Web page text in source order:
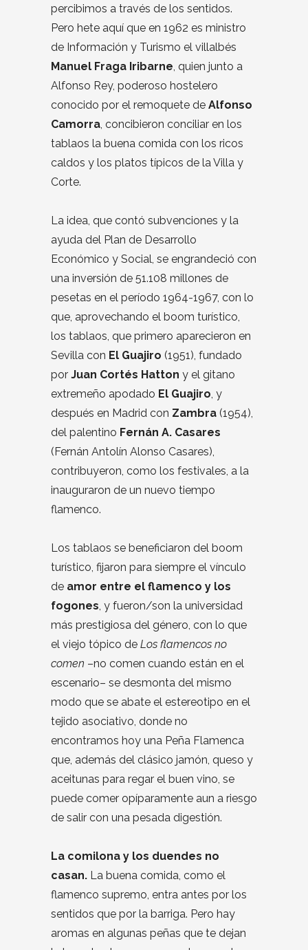
percibimos a través de los sentidos.
Pero hete aquí que en 1962 es ministro
de Información y Turismo el villalbés
Manuel Fraga Iribarne , quien junto a
Alfonso Rey, poderoso hostelero
conocido por el remoquete de Alfonso
Camorra , concibieron conciliar en los
tablaos la buena comida con los ricos
caldos y los platos típicos de la Villa y
Corte.
La idea, que contó subvenciones y la
ayuda del Plan de Desarrollo
Económico y Social, se engrandeció con
una inversión de 51.108 millones de
pesetas en el período 1964-1967, con lo
que, aprovechando el boom turístico,
los tablaos, que primero aparecieron en
Sevilla con El Guajiro (1951), fundado
por Juan Cortés Hatton y el gitano
extremeño apodado El Guajiro , y
después en Madrid con Zambra (1954),
del palentino Fernán A. Casares
(Fernán Antolín Alonso Casares),
contribuyeron, como los festivales, a la
inauguraron de un nuevo tiempo
flamenco.
Los tablaos se beneficiaron del boom
turístico, fijaron para siempre el vínculo
de amor entre el flamenco y los
fogones , y fueron/son la universidad
más prestigiosa del género, con lo que
el viejo tópico de Los flamencos no
comen –no comen cuando están en el
escenario– se desmonta del mismo
modo que se abate el estereotipo en el
tejido asociativo, donde no
encontramos hoy una Peña Flamenca
que, además del clásico jamón, queso y
aceitunas para regar el buen vino, se
puede comer opíparamente aun a riesgo
de salir con una pesada digestión.
La comilona y los duendes no
casan. La buena comida, como el
flamenco supremo, entra antes por los
sentidos que por la barriga. Pero hay
aromas en algunas peñas que te dejan